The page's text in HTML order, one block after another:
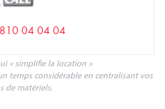
04 04 04
« simplifie la location »
temps considérable en centralisant vos
de matériels.